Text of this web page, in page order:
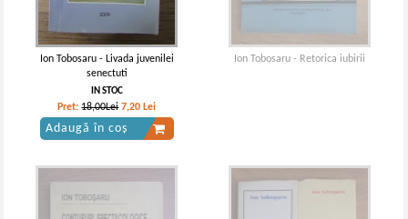
Ion Tobosaru - Livada juvenilei
senectuti
IN STOC
Pret:18,00Lei 7,20 Lei
Adaugă în coș
Ion Tobosaru - Retorica iubirii